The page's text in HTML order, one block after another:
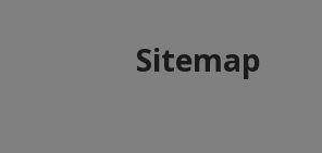
Sitemap